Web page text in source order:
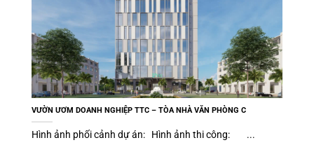
VƯỜN ƯƠM DOANH NGHIỆP TTC – TÒA NHÀ VĂN PHÒNG C
Hình ảnh phối cảnh dự án: Hình ảnh thi công: ...